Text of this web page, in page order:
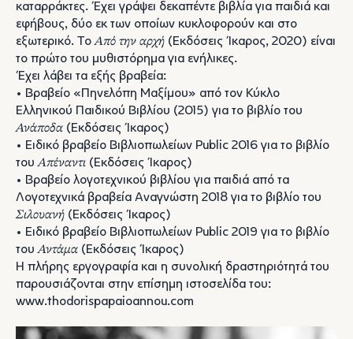
καταρράκτες. Έχει γράψει δεκαπέντε βιβλία για παιδιά και
εφήβους, δύο εκ των οποίων κυκλοφορούν και στο
εξωτερικό. ΤοΑπό την αρχή (Εκδόσεις Ίκαρος, 2020) είναι
το πρώτο του μυθιστόρημα για ενήλικες.
Έχει λάβει τα εξής βραβεία:
• Βραβείο «Πηνελόπη Μαξίμου» από τον Κύκλο
Ελληνικού Παιδικού Βιβλίου (2015) για το βιβλίο του
Ανάποδα (Εκδόσεις Ίκαρος)
• Ειδικό βραβείο Βιβλιοπωλείων Public 2016 για το βιβλίο
τουΑπέναντι (Εκδόσεις Ίκαρος)
• Βραβείο λογοτεχνικού βιβλίου για παιδιά από τα
Λογοτεχνικά βραβεία Αναγνώστη 2018 για το βιβλίο του
Σιλουανή (Εκδόσεις Ίκαρος)
• Ειδικό βραβείο Βιβλιοπωλείων Public 2019 για το βιβλίο
τουΑντάμα (Εκδόσεις Ίκαρος)
Η πλήρης εργογραφία και η συνολική δραστηριότητά του
παρουσιάζονται στην επίσημη ιστοσελίδα του:
www.thodorispapaioannou.com